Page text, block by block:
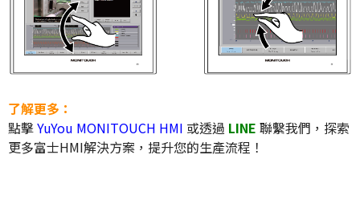
了解更多：
點擊YuYou MONITOUCH HMI 或透過 LINE 聯繫我們，探索
更多富士HMI解決方案，提升您的生產流程！